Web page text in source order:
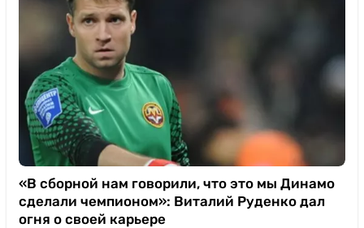
«В сборной нам говорили, что это мы Динамо
сделали чемпионом»: Виталий Руденко дал
огня о своей карьере